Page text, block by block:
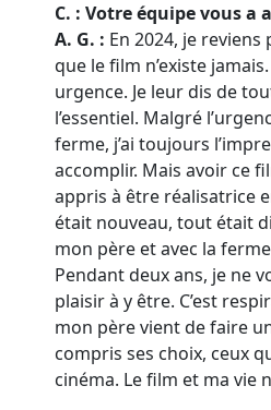
C. : Votre équipe vous a
A. G. : En 2024, je
que le film n’existe
urgence. Je leur dis de
l’essentiel. Malgré
ferme, j’ai toujours
accomplir. Mais avoir ce
appris à être réalisatrice
était nouveau, tout était
mon père et avec la
Pendant deux ans, je ne
plaisir à y être. C’est
mon père vient de faire
compris ses choix, ceux
cinéma. Le film et ma vie